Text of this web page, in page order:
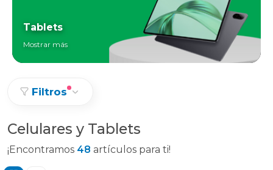
Tablets
Mostrar más
Filtros
Celulares y Tablets
¡Encontramos 48 artículos para ti!